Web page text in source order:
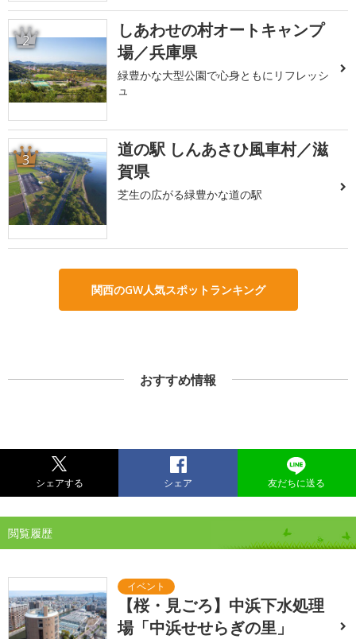
2
しあわせの村オートキャンプ
場／兵庫県
緑豊かな大型公園で心身ともにリフレッシ
ュ
3
道の駅 しんあさひ風車村／滋
賀県
芝生の広がる緑豊かな道の駅
関西のGW人気スポットランキング
おすすめ情報
シェアする シェア 友だちに送る
閲覧履歴
【桜・見ごろ】中浜下水処理
場「中浜せせらぎの里」